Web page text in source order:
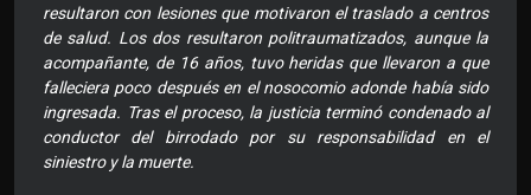
resultaron con lesiones que motivaron el traslado a centros
de salud. Los dos resultaron politraumatizados, aunque la
acompañante, de 16 años, tuvo heridas que llevaron a que
falleciera poco después en el nosocomio adonde había sido
ingresada. Tras el proceso, la justicia terminó condenado al
conductor del birrodado por su responsabilidad en el
siniestro y la muerte.